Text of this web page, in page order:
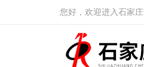
您好，欢迎进入石家